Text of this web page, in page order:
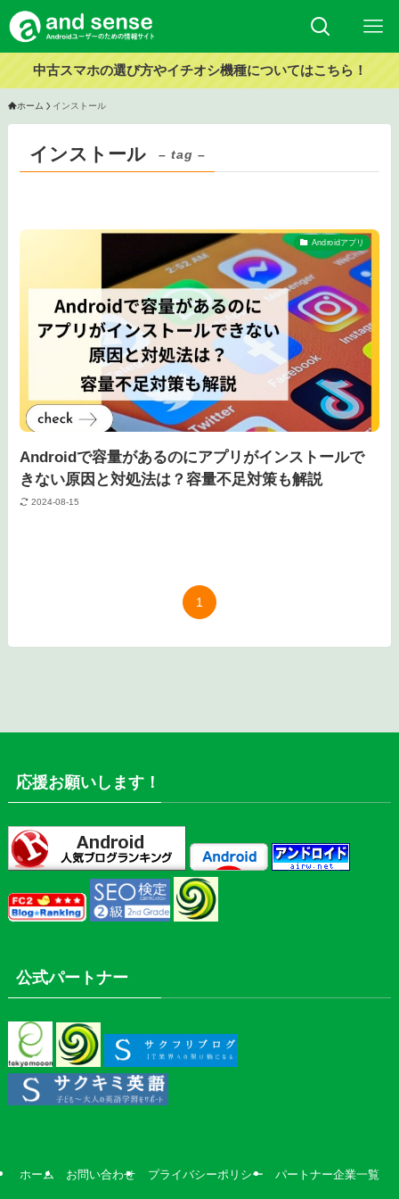
中古スマホの選び方やイチオシ機種についてはこちら！
ホーム インストール
インストール – tag –
Androidアプリ
Androidで容量があるのにアプリがインストールで
きない原因と対処法は？容量不足対策も解説
2024-08-15
1
応援お願いします！
公式パートナー
ホーム お問い合わせ プライバシーポリシー パートナー企業一覧